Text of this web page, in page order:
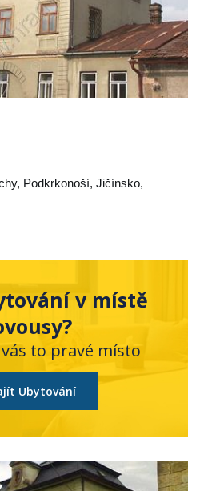
, Podkrkonoší, Jičínsko,
v místě
to pravé místo
Ubytování